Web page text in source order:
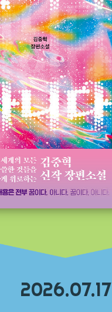
2026.07.17